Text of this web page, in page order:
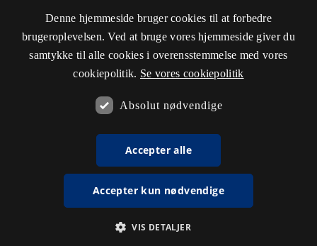
Denne hjemmeside bruger cookies til at forbedre
brugeroplevelsen. Ved at bruge vores hjemmeside giver du
samtykke til alle cookies i overensstemmelse med vores
cookiepolitik. Se vores cookiepolitik
Absolut nødvendige
Accepter alle
Accepter kun nødvendige
VIS DETALJER